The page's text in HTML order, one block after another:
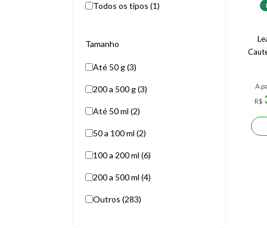
Todos os tipos (1)
Tamanho
Até 50 g (3)
200 a 500 g (3)
Até 50 ml (2)
50 a 100 ml (2)
100 a 200 ml (6)
200 a 500 ml (4)
Outros (283)
A
R$